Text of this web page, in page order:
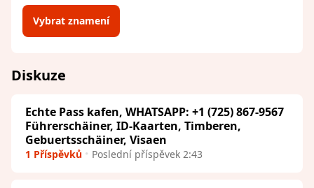
Vybrat znamení
Diskuze
Echte Pass kafen, WHATSAPP: +1 (725) 867-9567
Führerschäiner, ID-Kaarten, Timberen,
Gebuertsschäiner, Visaen
1 Příspěvků Poslední příspěvek 2:43